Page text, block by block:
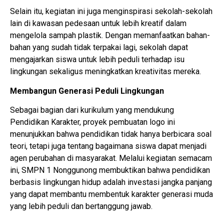
Selain itu, kegiatan ini juga menginspirasi sekolah-sekolah
lain di kawasan pedesaan untuk lebih kreatif dalam
mengelola sampah plastik. Dengan memanfaatkan bahan-
bahan yang sudah tidak terpakai lagi, sekolah dapat
mengajarkan siswa untuk lebih peduli terhadap isu
lingkungan sekaligus meningkatkan kreativitas mereka.
Membangun Generasi Peduli Lingkungan
Sebagai bagian dari kurikulum yang mendukung
Pendidikan Karakter, proyek pembuatan logo ini
menunjukkan bahwa pendidikan tidak hanya berbicara soal
teori, tetapi juga tentang bagaimana siswa dapat menjadi
agen perubahan di masyarakat. Melalui kegiatan semacam
ini, SMPN 1 Nonggunong membuktikan bahwa pendidikan
berbasis lingkungan hidup adalah investasi jangka panjang
yang dapat membantu membentuk karakter generasi muda
yang lebih peduli dan bertanggung jawab.